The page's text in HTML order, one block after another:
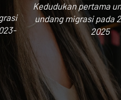
Kedudukan pertama
undang migrasi pada
2025